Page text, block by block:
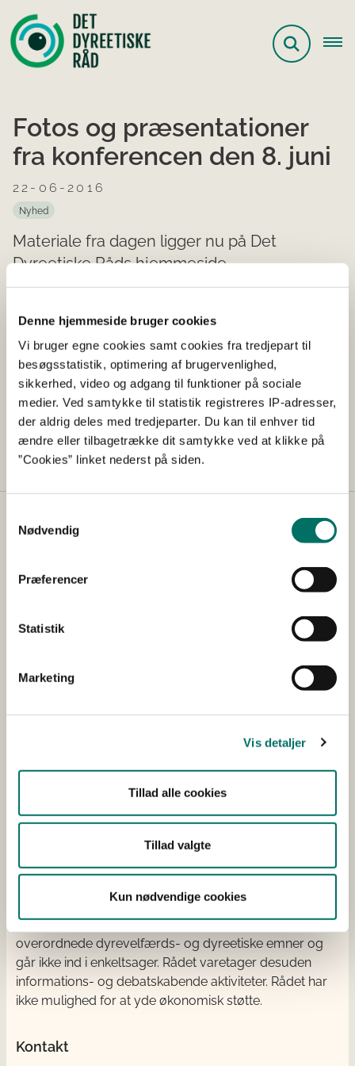
Denne hjemmeside bruger cookies
Vi bruger egne cookies samt cookies fra tredjepart til
besøgsstatistik, optimering af brugervenlighed,
sikkerhed, video og adgang til funktioner på sociale
medier. Ved samtykke til statistik registreres IP-adresser,
der aldrig deles med tredjeparter. Du kan til enhver tid
ændre eller tilbagetrække dit samtykke ved at klikke på
”Cookies” linket nederst på siden.
Nødvendig
Præferencer
Statistik
Marketing
Vis detaljer
Tillad alle cookies
Tillad valgte
Kun nødvendige cookies
Fotos og præsentationer
fra konferencen den 8. juni
22-06-2016
Nyhed
Materiale fra dagen ligger nu på Det
Dyreetiske Råds hjemmeside
konferencen "100 år med dyrenes lov - udvikling,
udfordringer og nye veje frem". Materialet findes her.
Det Dyreetiske Råd takker de mange deltagere for
fremmødet og engagementet i debatterne.
Rådets næste offentlige arrangement bliver på
Kulturnatten d. 14. oktober 2016.
Det Dyreetiske Råd er nedsat i medfør
dyrevelfærdslovens § 38 . Det Dyreetiske Råd skal
ud fra en etisk vurdering følge udviklingen inden for
dyrevelfærd og rådgive fødevareministeren i
forbindelse med fastsættelsen af regler om
dyrevelfærd og dyreetik. Ministeren kan bede Rådet
ministeren og fremsætter frit sine egne
anbefalinger. Det Dyreetiske Råd udtaler sig typisk om
overordnede dyrevelfærds- og dyreetiske emner og
går ikke ind i enkeltsager. Rådet varetager desuden
informations- og debatskabende aktiviteter. Rådet har
ikke mulighed for at yde økonomisk støtte.
Kontakt